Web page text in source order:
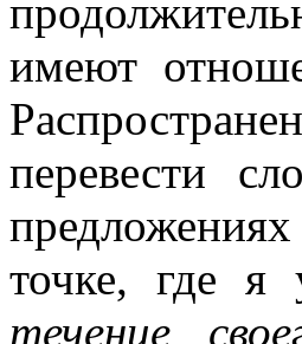
имеют
перевести
предложениях
точке, где я
течение